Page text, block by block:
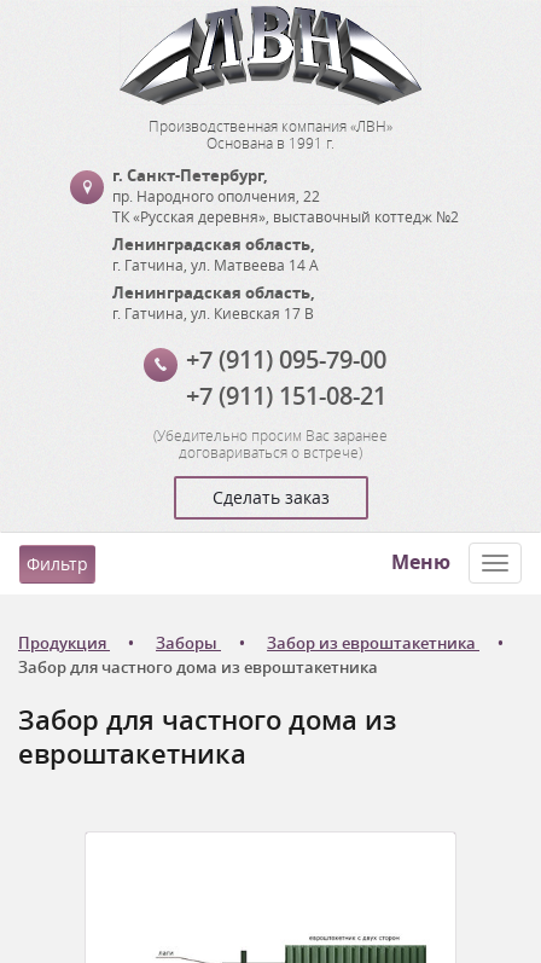
Производственная компания «ЛВН»
Основана в 1991 г.
г. Санкт-Петербург,
пр. Народного ополчения, 22
ТК «Русская деревня», выставочный коттедж №2
Ленинградская область,
г. Гатчина ул. Матвеева 14 А
Ленинградская область,
г. Гатчина ул. Киевская 17 В
+7 (911) 095-79-00
+7 (911) 151-08-21
(Убедительно просим Вас заранее
договариваться о встрече)
Сделать заказ
Фильтр Меню
Продукция Заборы
Забор из евроштакетника
Забор для частного дома из евроштакетника
Забор для частного дома из
евроштакетника